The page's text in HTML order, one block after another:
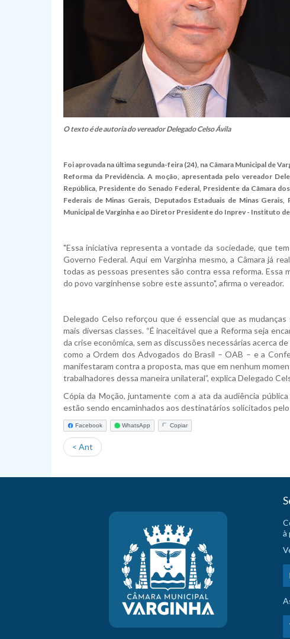
O texto é de autoria do vereador Delegado Celso Ávila
Foi aprovada na última segunda-feira (24), na Câmara Municipal de
Reforma da Previdência. A moção, apresentada pelo vereador
República, Presidente do Senado Federal, Presidente da Câmara
Federais de Minas Gerais, Deputados Estaduais de Minas
Municipal de Varginha e ao Diretor Presidente do Inprev - Instituto
"Essa iniciativa representa a vontade da sociedade, que
Governo Federal. Aqui em Varginha mesmo, a Câmara já
todas as pessoas presentes são contra essa reforma. Essa
do povo varginhense sobre este assunto", afirma o vereador.
Delegado Celso reforçou que é essencial que as
mais diversas classes. “É inaceitável que a Reforma seja
da crise econômica, sem as discussões necessárias acerca
como a Ordem dos Advogados do Brasil – OAB – e a
manifestaram contra a proposta, mas que em nenhum
trabalhadores dessa maneira unilateral”, explica Delegado
Cópia da Moção, juntamente com a ata da audiência
estão sendo encaminhados aos destinatários solicitados
Facebook WhatsApp Copiar
< Ant
à